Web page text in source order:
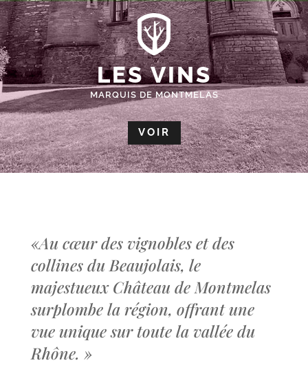
LES VINS
MARQUIS DE MONTMELAS
VOIR
«Au cœur des vignobles et des
collines du Beaujolais, le
majestueux Château de Montmelas
surplombe la région, offrant une
vue unique sur toute la vallée du
Rhône. »